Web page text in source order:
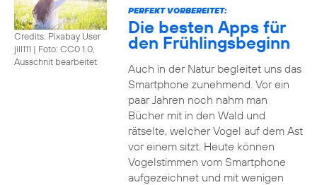
Credits: Pixabay User
jill111 | Foto: CC0 1.0,
Ausschnit bearbeitet
PERFEKT VORBEREITET:
Die besten Apps für
den Frühlingsbeginn
Auch in der Natur begleitet uns das
Smartphone zunehmend. Vor ein
paar Jahren noch nahm man
Bücher mit in den Wald und
rätselte, welcher Vogel auf dem Ast
vor einem sitzt. Heute können
Vogelstimmen vom Smartphone
aufgezeichnet und mit wenigen